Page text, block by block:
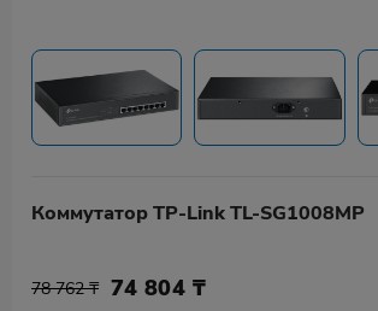
Коммутатор TP-Link TL-SG1008MP
78 762 ₸ 74 804 ₸